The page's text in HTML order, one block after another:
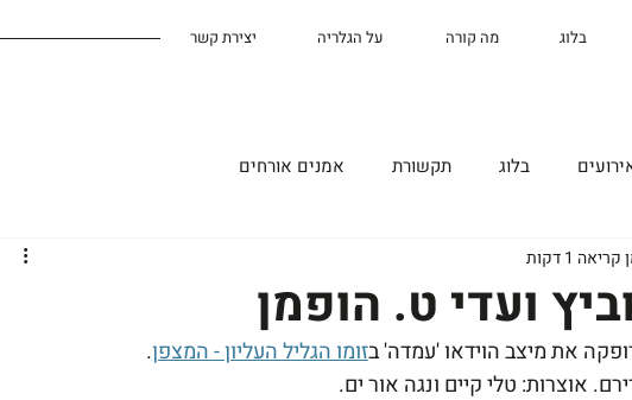
בלוג מה קורה על הגלריה יצירת קשר
בלוג תקשורת אמנים אורחים
ועדי ט. הופמן
1 דקות
את מיצב הוידאו 'עמדה' בזומו הגליל העליון - המצפן.
אוצרות: טלי קיים ונגה אור ים.